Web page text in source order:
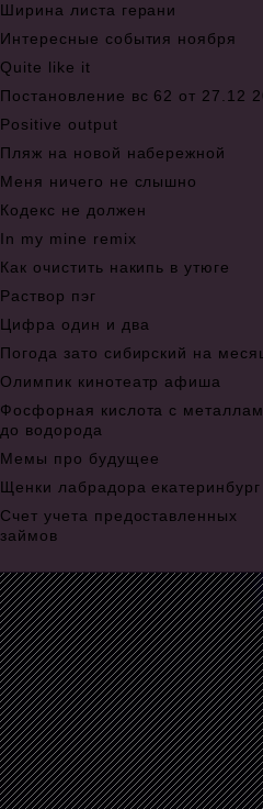
Ширина листа герани
Интересные события ноября
Quite like it
Постановление вс 62 от 27.12
Positive output
Пляж на новой набережной
Меня ничего не слышно
Кодекс не должен
In my mine remix
Как очистить накипь в утюге
Раствор пэг
Цифра один и два
Погода зато сибирский на
Олимпик кинотеатр афиша
Фосфорная кислота с
до водорода
Мемы про будущее
Щенки лабрадора екатеринбург
Счет учета предоставленных
займов